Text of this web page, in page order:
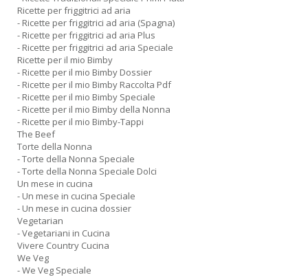
Ricette per friggitrici ad aria
- Ricette per friggitrici ad aria (Spagna)
- Ricette per friggitrici ad aria Plus
- Ricette per friggitrici ad aria Speciale
Ricette per il mio Bimby
- Ricette per il mio Bimby Dossier
- Ricette per il mio Bimby Raccolta Pdf
- Ricette per il mio Bimby Speciale
- Ricette per il mio Bimby della Nonna
- Ricette per il mio Bimby-Tappi
The Beef
Torte della Nonna
- Torte della Nonna Speciale
- Torte della Nonna Speciale Dolci
Un mese in cucina
- Un mese in cucina Speciale
- Un mese in cucina dossier
Vegetarian
- Vegetariani in Cucina
Vivere Country Cucina
We Veg
- We Veg Speciale